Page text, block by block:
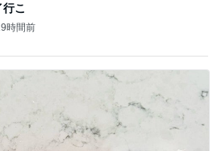
こ
時間前